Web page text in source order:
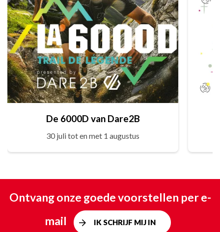
De 6000D van Dare2B
30 juli tot en met 1 augustus
Ontvang onze goede voorstellen per e-
mail
IK SCHRIJF MIJ IN